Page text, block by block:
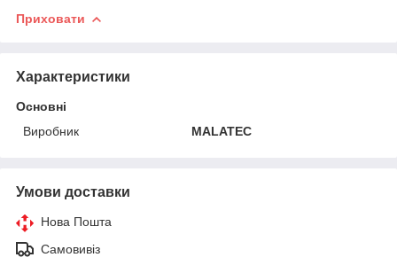
Приховати
Характеристики
Основні
Виробник
MALATEC
Умови доставки
Нова Пошта
Самовивіз